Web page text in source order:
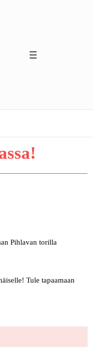
Pihlavan torilla
Tule tapaamaan